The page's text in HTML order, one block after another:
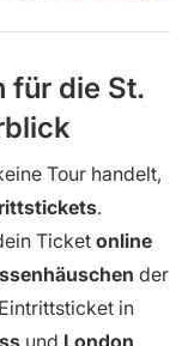
für die St.
Tour handelt,
.
Ticket online
der
in
und London